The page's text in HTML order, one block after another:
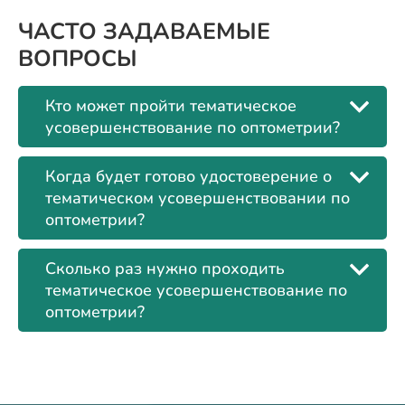
ЧАСТО ЗАДАВАЕМЫЕ
ВОПРОСЫ
Кто может пройти тематическое
усовершенствование по оптометрии?
Когда будет готово удостоверение о
тематическом усовершенствовании по
оптометрии?
Сколько раз нужно проходить
тематическое усовершенствование по
оптометрии?